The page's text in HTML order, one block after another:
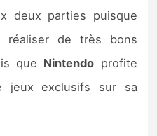
deux parties puisque
réaliser de très bons
que Nintendo profite
jeux exclusifs sur sa